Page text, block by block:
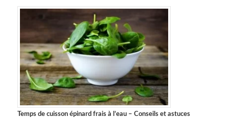
Temps de cuisson épinard frais à l’eau – Conseils et astuces